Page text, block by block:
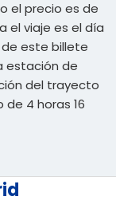
el precio es de
el viaje es el día
de este billete
estación de
del trayecto
4 horas 16